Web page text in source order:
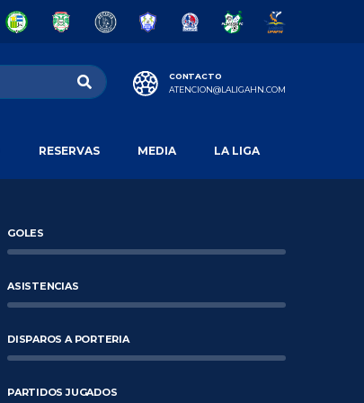
CONTACTO
ATENCION@LALIGAHN.COM
RESERVAS MEDIA LA LIGA
GOLES
ASISTENCIAS
DISPAROS A PORTERIA
PARTIDOS JUGADOS